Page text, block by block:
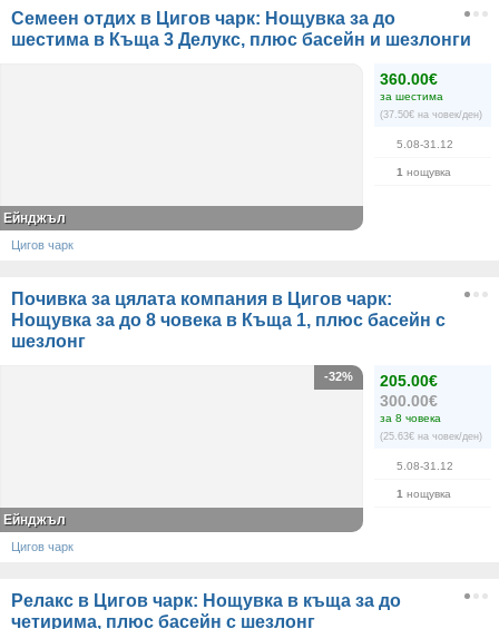
Семеен отдих в Цигов чарк: Нощувка за до
шестима в Къща 3 Делукс, плюс басейн и шезлонги
360.00€
за шестима
(37.50€ на човек/ден)
5.08-31.12
1 нощувка
Ейнджъл
Цигов чарк
Почивка за цялата компания в Цигов чарк:
Нощувка за до 8 човека в Къща 1, плюс басейн с
шезлонг
205.00€
300.00€
за 8 човека
(25.63€ на човек/ден)
5.08-31.12
1 нощувка
-32%
Ейнджъл
Цигов чарк
Релакс в Цигов чарк: Нощувка в къща за до
четирима, плюс басейн с шезлонг